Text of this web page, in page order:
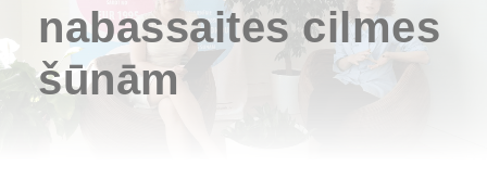
nabassaites cilmes
šūnām